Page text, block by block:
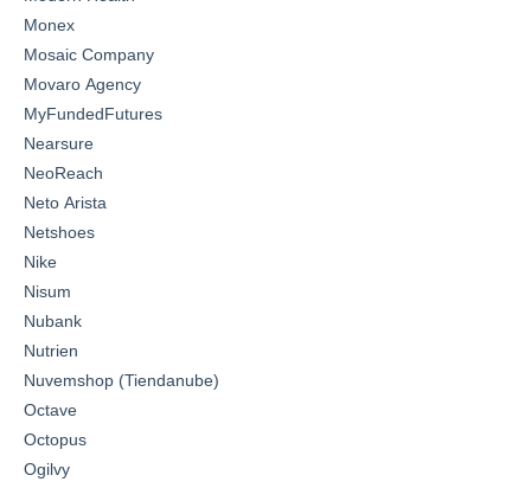
Monex
Mosaic Company
Movaro Agency
MyFundedFutures
Nearsure
NeoReach
Neto Arista
Netshoes
Nike
Nisum
Nubank
Nutrien
Nuvemshop (Tiendanube)
Octave
Octopus
Ogilvy